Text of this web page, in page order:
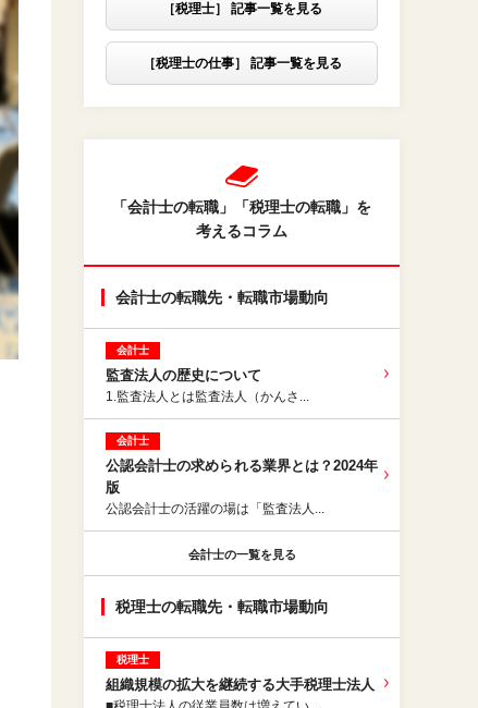
［税理士］ 記事一覧を見る
［税理士の仕事］ 記事一覧を見る
「会計士の転職」「税理士の転職」を
考えるコラム
会計士の転職先・転職市場動向
会計士
監査法人の歴史について
1.監査法人とは監査法人（かんさ...
会計士
公認会計⼠の求められる業界とは？2024年
版
公認会計士の活躍の場は「監査法人...
会計士の一覧を見る
税理士の転職先・転職市場動向
税理士
組織規模の拡大を継続する大手税理士法人